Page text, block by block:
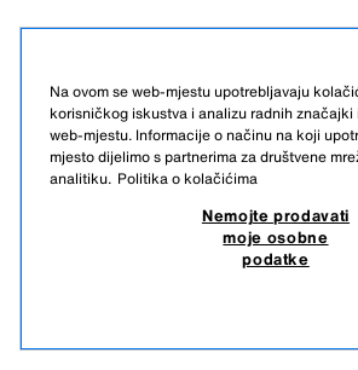
Na ovom se web-mjestu upotrebljavaju
korisničkog iskustva i analizu radnih značajki
web-mjestu. Informacije o načinu na koji
mjesto dijelimo s partnerima za društvene
analitiku. Politika o kolačićima
Nemojte prodavati
moje osobne
podatke